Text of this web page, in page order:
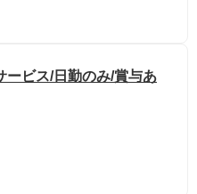
ービス/日勤のみ/賞与あ